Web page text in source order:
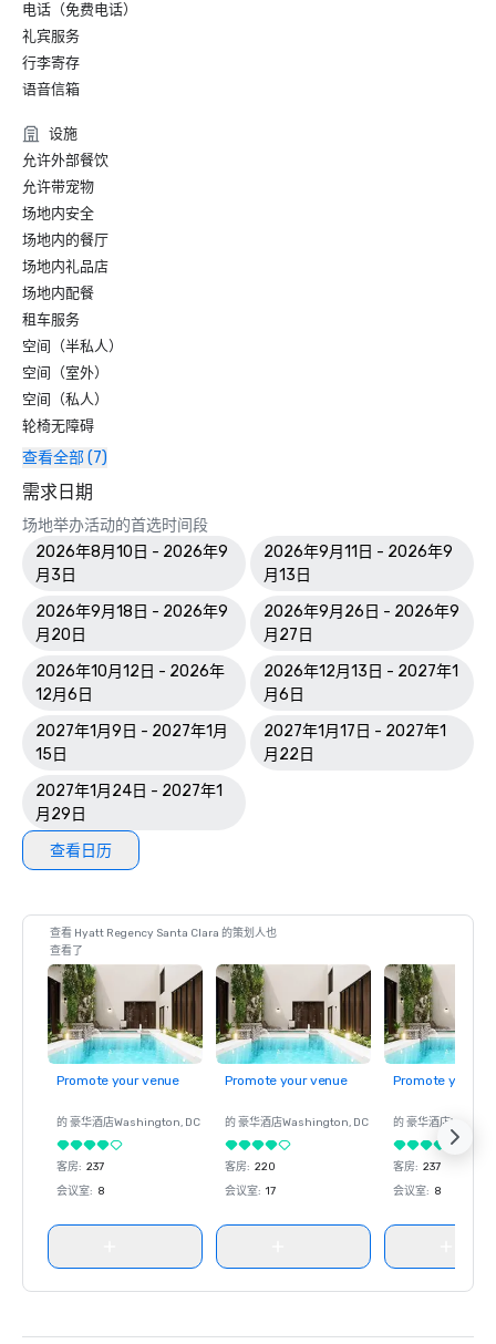
电话（免费电话）
礼宾服务
行李寄存
语音信箱
设施
允许外部餐饮
允许带宠物
场地内安全
场地内的餐厅
场地内礼品店
场地内配餐
租车服务
空间（半私人）
空间（室外）
空间（私人）
轮椅无障碍
查看全部 (7)
需求日期
场地举办活动的首选时间段
2026年8月10日 - 2026年9
月3日
2026年9月11日 - 2026年9
月13日
2026年9月18日 - 2026年9
月20日
2026年9月26日 - 2026年9
月27日
2026年10月12日 - 2026年
12月6日
2026年12月13日 - 2027年1
月6日
2027年1月9日 - 2027年1月
15日
2027年1月17日 - 2027年1
月22日
2027年1月24日 - 2027年1
月29日
查看日历
查看 Hyatt Regency Santa Clara 的策划人也
查看了
Promote your venue
的 豪华酒店Washington, DC
客房: 237
会议室: 8
Promote your venue
的 豪华酒店Washington, DC
客房: 220
会议室: 17
Promote your
的 豪华酒店
客房: 237
会议室: 8